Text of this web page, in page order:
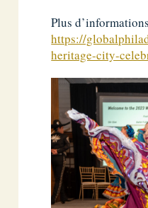
Plus
https://
heritage-city-